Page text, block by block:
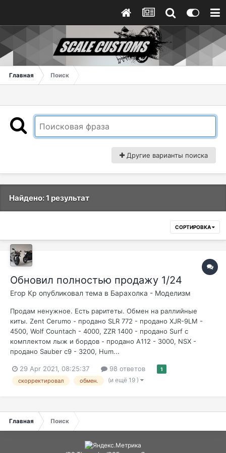
Главная Поиск
Другие варианты поиска
Найдено: 1 результат
СОРТИРОВКА
Обновил полностью продажу 1/24
Егор Кр опубликовал тема в Барахолка - Моделизм
Продам ненужное. Есть раритеты. Обмен на раллийные
киты. Zent Cerumo - продано SLR 772 - продано XJR-9LM -
4500, Wolf Countach - 4000, ZZR 1400 - продано Surf с
комплектом лыж и бордов - продано А112 - 3000, NSX -
продано Sauber c9 - 3200, Hum...
29 Apr 2021, 08:25:37 98 ответов 1
скорректировал обмен. (и ещё 19 )
Главная Поиск